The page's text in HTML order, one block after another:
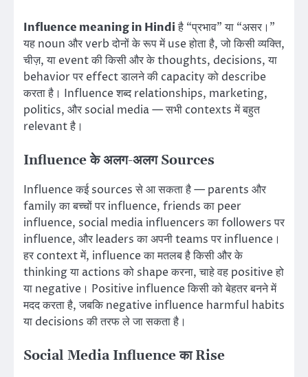
Influence meaning in Hindiहै “प्रभाव” या “असर।”
यह noun और verb दोनों के रूप में use होता है, जो किसी व्यक्ति,
चीज़, या event की किसी और के thoughts, decisions, या
behavior पर effect डालने की capacity को describe
करता है। Influence शब्द relationships, marketing,
politics, और social media — सभी contexts में बहुत
relevant है।
Influence के अलग-अलग Sources
Influence कई sources से आ सकता है — parents और
family का बच्चों पर influence, friends का peer
influence, social media influencers का followers पर
influence, और leaders का अपनी teams पर influence।
हर context में, influence का मतलब है किसी और के
thinking या actions को shape करना, चाहे वह positive हो
या negative। Positive influence किसी को बेहतर बनने में
मदद करता है, जबकि negative influence harmful habits
या decisions की तरफ ले जा सकता है।
Social Media Influence का Rise